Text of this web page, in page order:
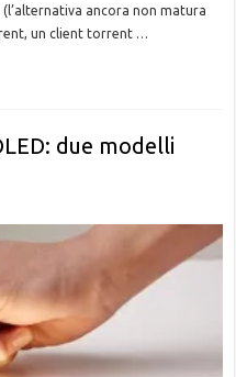
ancora non matura
un client torrent …
due modelli